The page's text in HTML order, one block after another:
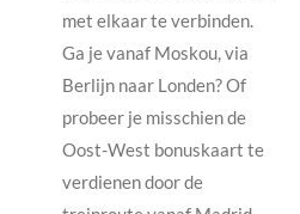
met elkaar te verbinden.
Ga je vanaf Moskou, via
Berlijn naar Londen? Of
probeer je misschien de
Oost-West bonuskaart te
verdienen door de